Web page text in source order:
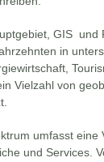
GIS und
in
Vielzahl von
umfasst eine
und Services.